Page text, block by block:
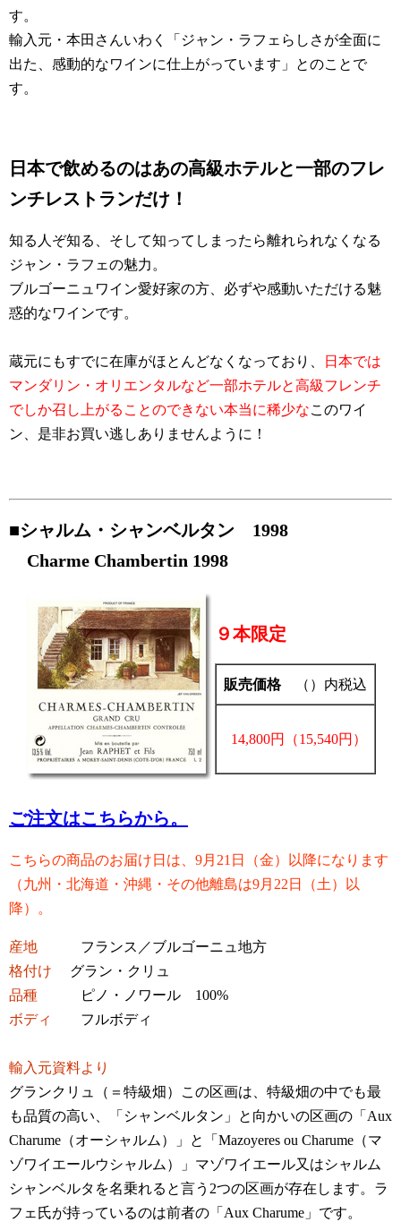
す。
輸入元・本田さんいわく「ジャン・ラフェらしさが全面に
出た、感動的なワインに仕上がっています」とのことで
す。
日本で飲めるのはあの高級ホテルと一部のフレ
ンチレストランだけ！
知る人ぞ知る、そして知ってしまったら離れられなくなる
ジャン・ラフェの魅力。
ブルゴーニュワイン愛好家の方、必ずや感動いただける魅
惑的なワインです。
蔵元にもすでに在庫がほとんどなくなっており、
日本では
マンダリン・オリエンタルなど一部ホテルと高級フレンチ
でしか召し上がることのできない本当に稀少なこのワイ
ン、是非お買い逃しありませんように！
■シャルム・シャンベルタン 1998
Charme Chambertin 1998
９本限定
販売価格 （）内税込
14,800円（15,540円）
ご注文はこちらから。
こちらの商品のお届け日は、9月21日（金）以降になります
（九州・北海道・沖縄・その他離島は9月22日（土）以
降）。
産地 フランス／ブルゴーニュ地方
格付け
グラン・クリュ
品種 ピノ・ノワール 100%
ボディ
フルボディ
輸入元資料より
グランクリュ（＝特級畑）この区画は、特級畑の中でも最
も品質の高い、「シャンベルタン」と向かいの区画の「Aux
Charume（オーシャルム）」と「Mazoyeres ou Charume（マ
ゾワイエールウシャルム）」マゾワイエール又はシャルム
シャンベルタを名乗れると言う2つの区画が存在します。ラ
フェ氏が持っているのは前者の「Aux Charume」です。